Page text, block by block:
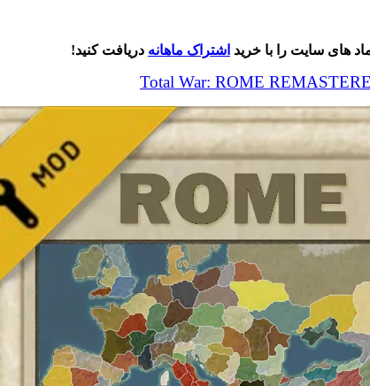
های سایت را با خرید اشتراک ماهانه دریافت کنید!